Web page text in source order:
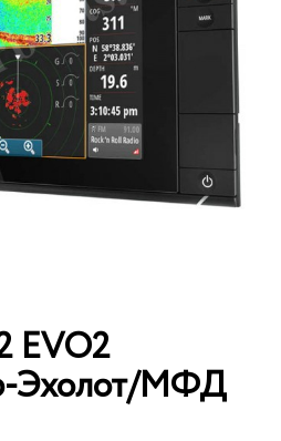
EVO2
Эхолот/МФД